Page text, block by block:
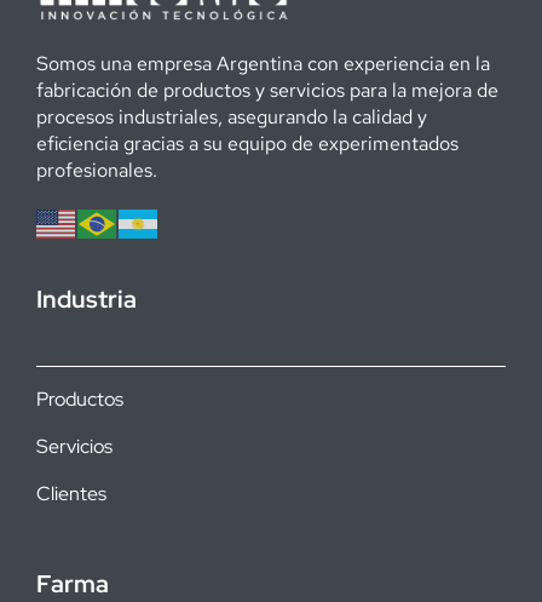
Somos una empresa Argentina con experiencia en la
fabricación de productos y servicios para la mejora de
procesos industriales, asegurando la calidad y
eficiencia gracias a su equipo de experimentados
profesionales.
Industria
Productos
Servicios
Clientes
Farma